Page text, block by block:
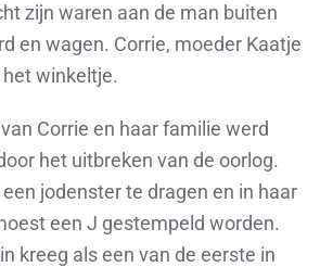
zijn waren aan de man buiten
en wagen. Corrie, moeder Kaatje
winkeltje.
Corrie en haar familie werd
het uitbreken van de oorlog.
jodenster te dragen en in haar
een J gestempeld worden.
kreeg als een van de eerste in